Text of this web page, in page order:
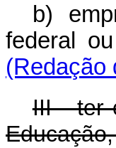
b)
federal
(Redação
III - ter